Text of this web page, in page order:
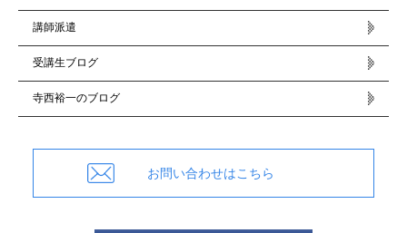
講師派遣
受講生ブログ
寺西裕一のブログ
お問い合わせはこちら